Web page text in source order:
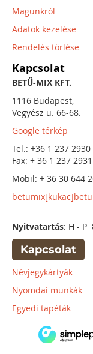
Magunkról
Adatok kezelése
Rendelés törlése
Kapcsolat
BETŰ-MIX KFT.
1116 Budapest,
Vegyész u. 66-68.
Google térkép
Tel.: +36 1 237 2930
Fax: + 36 1 237 2931
Mobil: + 36 30 644
Nyitvatartás: H - P
Kapcsolat
Névjegykártyák
Nyomdai munkák
Egyedi tapéták